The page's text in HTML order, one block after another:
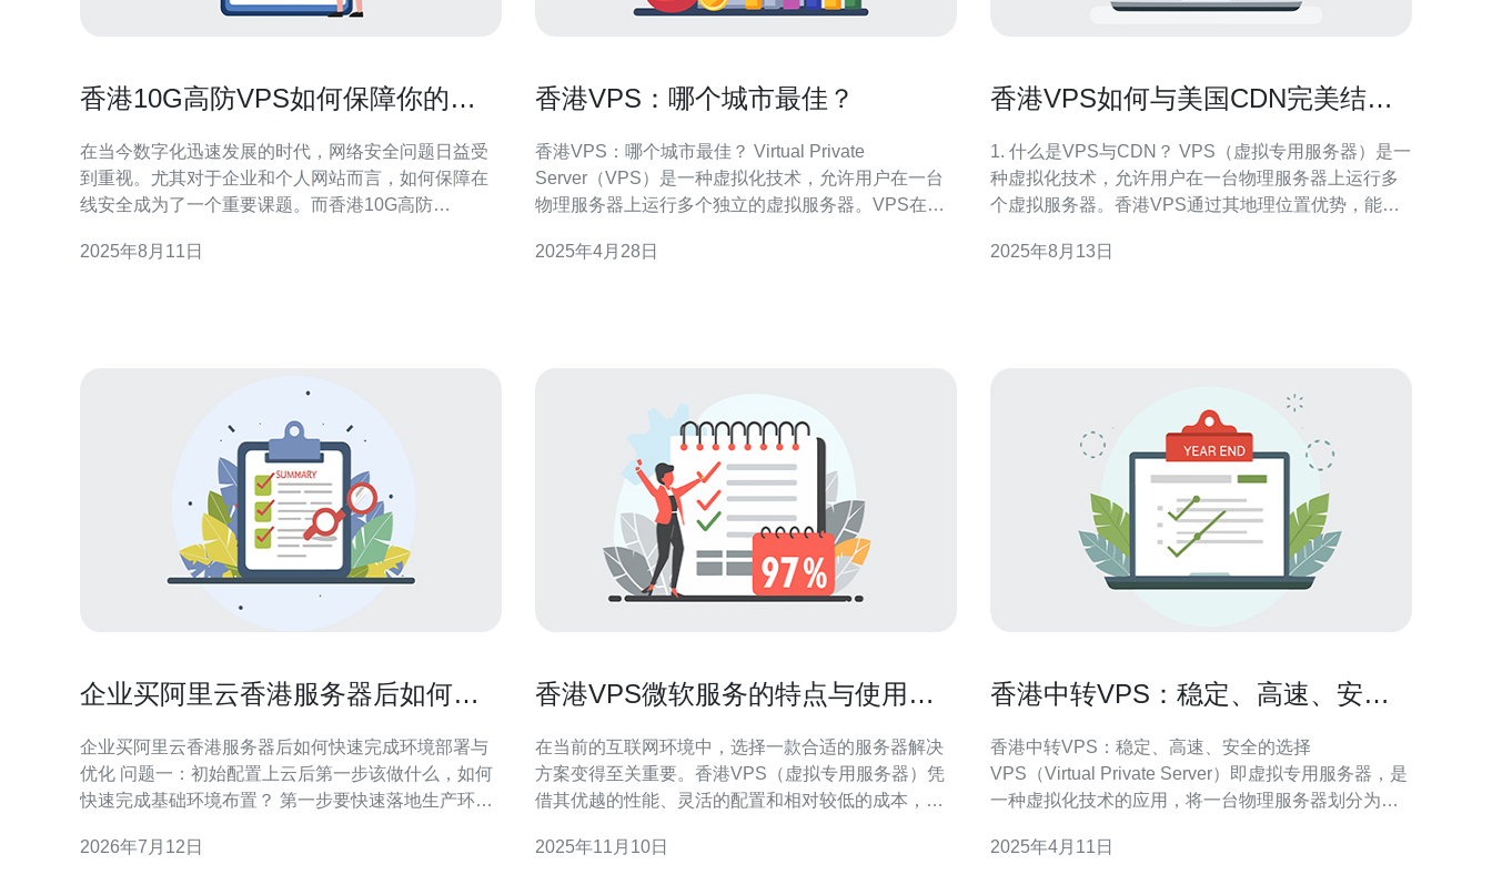
香港10G高防VPS如何保障你的在
在当今数字化迅速发展的时代，网络安全问题日益受
到重视。尤其对于企业和个人网站而言，如何保障在
线安全成为了一个重要课题。而香港10G高防
方案。本文将探讨香港10G高防VPS如何为你的在线
2025年8月11日
香港VPS：哪个城市最佳？
香港VPS：哪个城市最佳？ Virtual Private
Server（VPS）是一种虚拟化技术，允许用户在一台
物理服务器上运行多个独立的虚拟服务器。VPS在香
因素是选择哪个城市。 作为一个国际金融和商业中
2025年4月28日
香港VPS如何与美国CDN完美结合
1. 什么是VPS与CDN？ VPS（虚拟专用服务器）是一
种虚拟化技术，允许用户在一台物理服务器上运行多
个虚拟服务器。香港VPS通过其地理位置优势，能够
分发网络）则是一个由多个分布在不同地理位置的服
2025年8月13日
企业买阿里云香港服务器后如何快
企业买阿里云香港服务器后如何快速完成环境部署与
优化 问题一：初始配置上云后第一步该做什么，如何
快速完成基础环境布置？ 第一步要快速落地生产环
基础架构。对于刚购买的阿里云香港服务器，先确认
2026年7月12日
香港VPS微软服务的特点与使用案
在当前的互联网环境中，选择一款合适的服务器解决
方案变得至关重要。香港VPS（虚拟专用服务器）凭
借其优越的性能、灵活的配置和相对较低的成本，成
服务中，微软服务因其强大的技术支持和丰富的功能
2025年11月10日
香港中转VPS：稳定、高速、安全
香港中转VPS：稳定、高速、安全的选择
VPS（Virtual Private Server）即虚拟专用服务器，是
一种虚拟化技术的应用，将一台物理服务器划分为多
作系统和资源。 首先，香港中转VPS提供了稳定、高
2025年4月11日